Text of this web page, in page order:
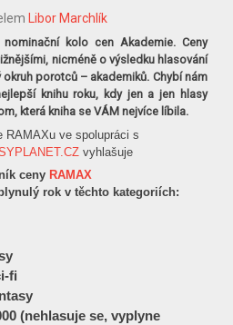
Libor Marchlík
kolo cen Akademie. Ceny
nicméně o výsledku hlasování
porotců – akademiků. Chybí nám
knihu roku, kdy jen a jen hlasy
která kniha se VÁM nejvíce líbila.
RAMAXu ve spolupráci s
vyhlašuje
ceny RAMAX
rok v těchto kategoriích:
fi
(nehlasuje se, vyplyne